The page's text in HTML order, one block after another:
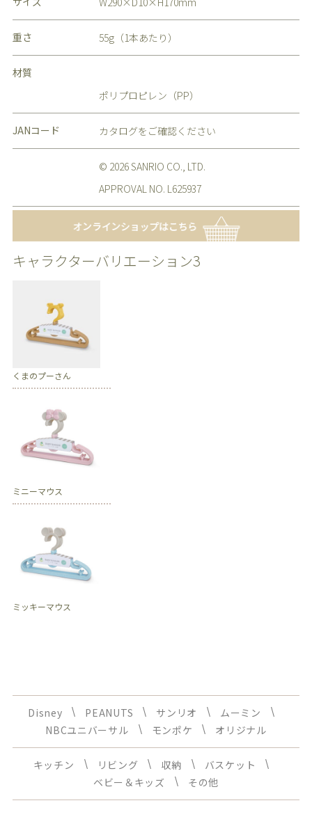
重さ 55g（1本あたり）
材質
ポリプロピレン（PP）
JANコード カタログをご確認ください
© 2026 SANRIO CO., LTD.
APPROVAL NO. L625937
キャラクターバリエーション3
くまのプーさん
ミニーマウス
ミッキーマウス
Disney PEANUTS サンリオ
ムーミン
NBCユニバーサル
モンポケ オリジナル
キッチン リビング 収納
バスケット
ベビー＆キッズ
その他